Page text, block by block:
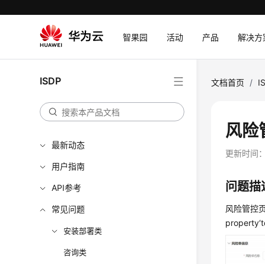
智果园 活动 产品 解决方
ISDP
最新动态
用户指南
API参考
常见问题
安装部署类
咨询类
文档首页 /
风险
更新时间：
问题描
风险管控